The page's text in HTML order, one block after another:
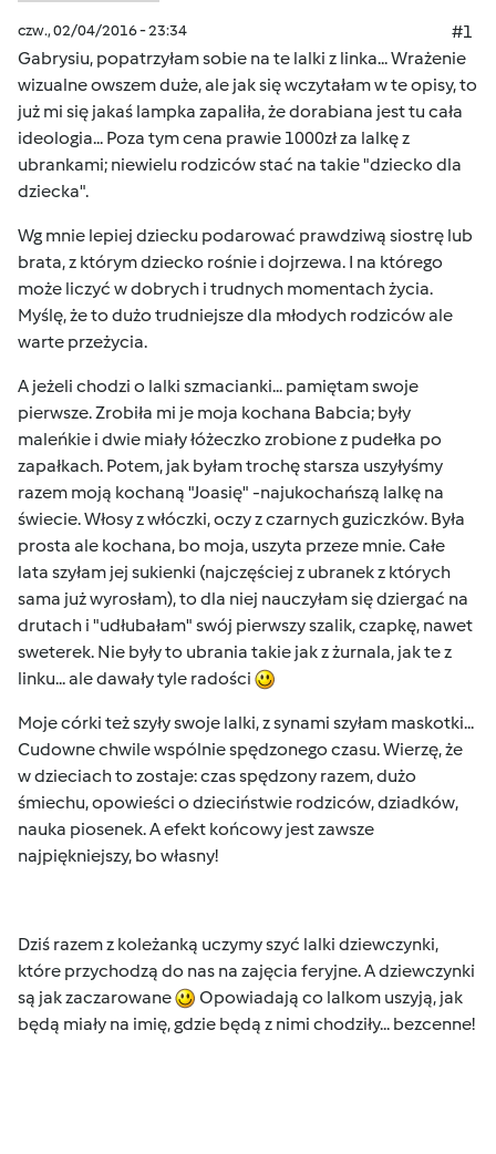
czw., 02/04/2016 - 23:34
#1
Gabrysiu, popatrzyłam sobie na te lalki z linka... Wrażenie
wizualne owszem duże, ale jak się wczytałam w te opisy, to
już mi się jakaś lampka zapaliła, że dorabiana jest tu cała
ideologia... Poza tym cena prawie 1000zł za lalkę z
ubrankami; niewielu rodziców stać na takie "dziecko dla
dziecka".
Wg mnie lepiej dziecku podarować prawdziwą siostrę lub
brata, z którym dziecko rośnie i dojrzewa. I na którego
może liczyć w dobrych i trudnych momentach życia.
Myślę, że to dużo trudniejsze dla młodych rodziców ale
warte przeżycia.
A jeżeli chodzi o lalki szmacianki... pamiętam swoje
pierwsze. Zrobiła mi je moja kochana Babcia; były
maleńkie i dwie miały łóżeczko zrobione z pudełka po
zapałkach. Potem, jak byłam trochę starsza uszyłyśmy
razem moją kochaną "Joasię" -najukochańszą lalkę na
świecie. Włosy z włóczki, oczy z czarnych guziczków. Była
prosta ale kochana, bo moja, uszyta przeze mnie. Całe
lata szyłam jej sukienki (najczęściej z ubranek z których
sama już wyrosłam), to dla niej nauczyłam się dziergać na
drutach i "udłubałam" swój pierwszy szalik, czapkę, nawet
sweterek. Nie były to ubrania takie jak z żurnala, jak te z
linku... ale dawały tyle radości
Moje córki też szyły swoje lalki, z synami szyłam maskotki...
Cudowne chwile wspólnie spędzonego czasu. Wierzę, że
w dzieciach to zostaje: czas spędzony razem, dużo
śmiechu, opowieści o dzieciństwie rodziców, dziadków,
nauka piosenek. A efekt końcowy jest zawsze
najpiękniejszy, bo własny!
Dziś razem z koleżanką uczymy szyć lalki dziewczynki,
które przychodzą do nas na zajęcia feryjne. A dziewczynki
są jak zaczarowane
Opowiadają co lalkom uszyją, jak
będą miały na imię, gdzie będą z nimi chodziły... bezcenne!